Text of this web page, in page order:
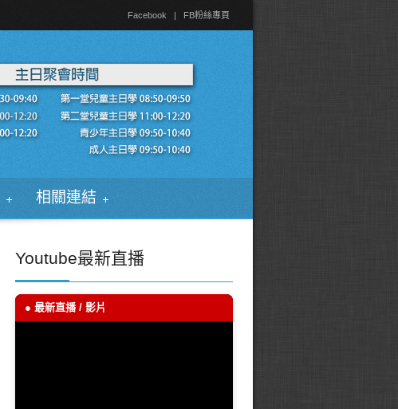
Facebook | FB粉絲專頁
相關連結
Youtube最新直播
● 最新直播 / 影片